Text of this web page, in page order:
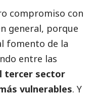
compromiso con
general, porque
fomento de la
entre las
tercer sector
vulnerables. Y